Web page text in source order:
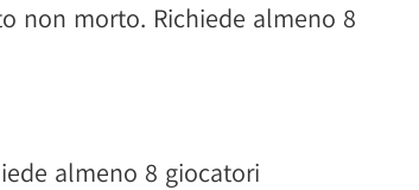
non morto. Richiede almeno 8
almeno 8 giocatori